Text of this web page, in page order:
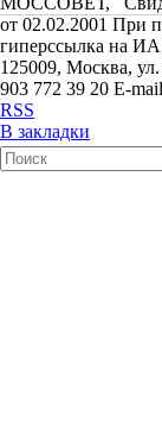
от 02.02.2001 При
гиперссылка на
125009, Москва,
903 772 39 20 E-
RSS
В закладки